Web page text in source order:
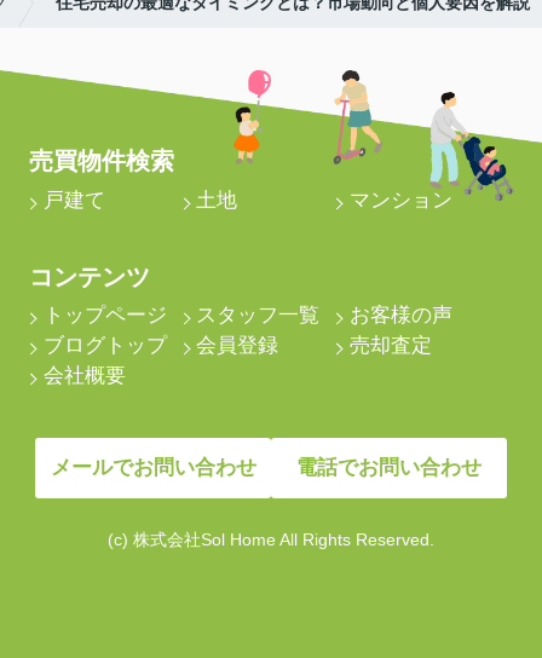
売買物件検索
戸建て 土地 マンション
コンテンツ
トップページ スタッフ一覧
お客様の声
ブログトップ
会員登録
売却査定
会社概要
メールでお問い合わせ 電話でお問い合わせ
(c) 株式会社Sol Home All Rights Reserved.